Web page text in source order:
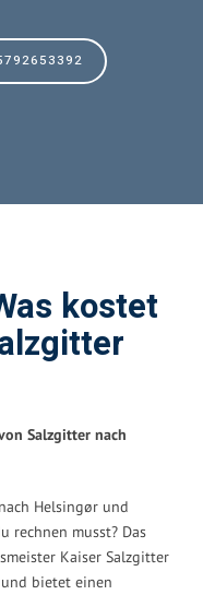
kostet
Salzgitter nach
Helsingør und
rechnen musst? Das
Kaiser Salzgitter
bietet einen